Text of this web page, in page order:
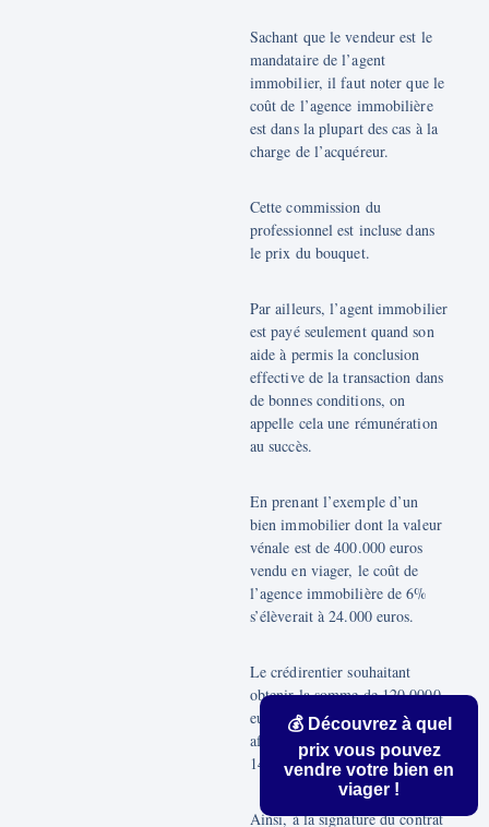
Sachant que le vendeur est le
mandataire de l’agent
immobilier, il faut noter que le
coût de l’agence immobilière
est dans la plupart des cas à la
charge de l’acquéreur.
Cette commission du
professionnel est incluse dans
le prix du bouquet.
Par ailleurs, l’agent immobilier
est payé seulement quand son
aide à permis la conclusion
effective de la transaction dans
de bonnes conditions, on
appelle cela une rémunération
au succès.
En prenant l’exemple d’un
bien immobilier dont la valeur
vénale est de 400.000 euros
vendu en viager, le coût de
l’agence immobilière de 6%
s’élèverait à 24.000 euros.
Le crédirentier souhaitant
obtenir la somme de 120.0000
euros net vendeur, le bouquet
affiché sur l’annonce sera de
144.000 euros.
Ainsi, à la signature du contrat
💰 Découvrez à quel
prix vous pouvez
vendre votre bien en
viager !